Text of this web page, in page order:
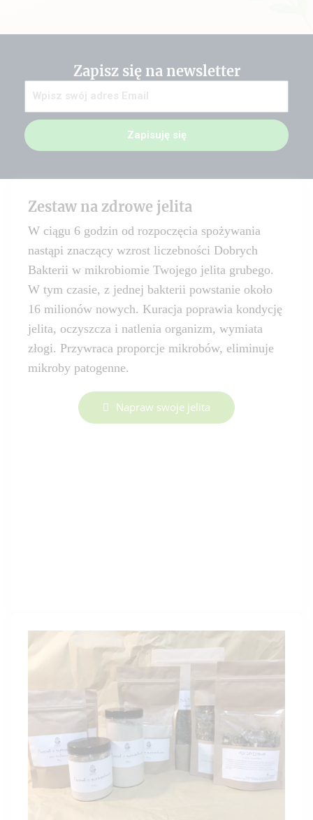
Zapisz się na newsletter
Zapisuję się
Zestaw na zdrowe jelita
W ciągu 6 godzin od rozpoczęcia spożywania
nastąpi znaczący wzrost liczebności Dobrych
Bakterii w mikrobiomie Twojego jelita grubego.
W tym czasie, z jednej bakterii powstanie około
16 milionów nowych. Kuracja poprawia kondycję
jelita, oczyszcza i natlenia organizm, wymiata
złogi. Przywraca proporcje mikrobów, eliminuje
mikroby patogenne.
Napraw swoje jelita